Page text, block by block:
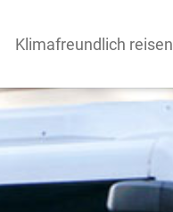
Klimafreundlich reisen